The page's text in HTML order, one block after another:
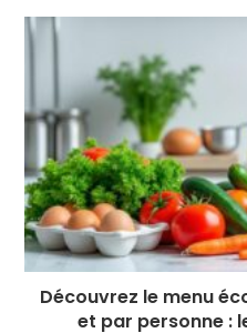
Découvrez le menu
et par personne :